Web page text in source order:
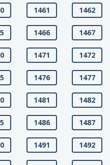
1461 1462
1466 1467
1471 1472
1476 1477
1481 1482
1486 1487
1491 1492